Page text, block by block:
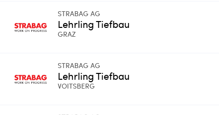
STRABAG AG
Lehrling Tiefbau
GRAZ
STRABAG AG
Lehrling Tiefbau
VOITSBERG